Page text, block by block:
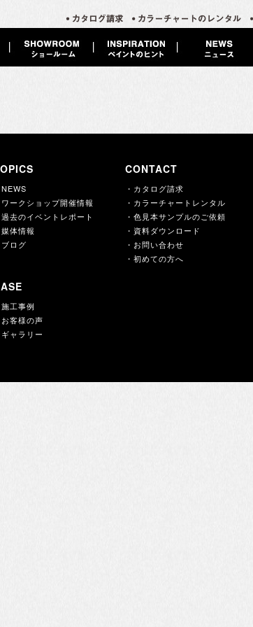
NEWS
ワークショップ開催情報
過去のイベントレポート
媒体情報
ブログ
施工事例
お客様の声
ギャラリー
CONTACT
・カタログ請求
・カラーチャートレンタル
・色見本サンプルのご依頼
・資料ダウンロード
・お問い合わせ
・初めての方へ